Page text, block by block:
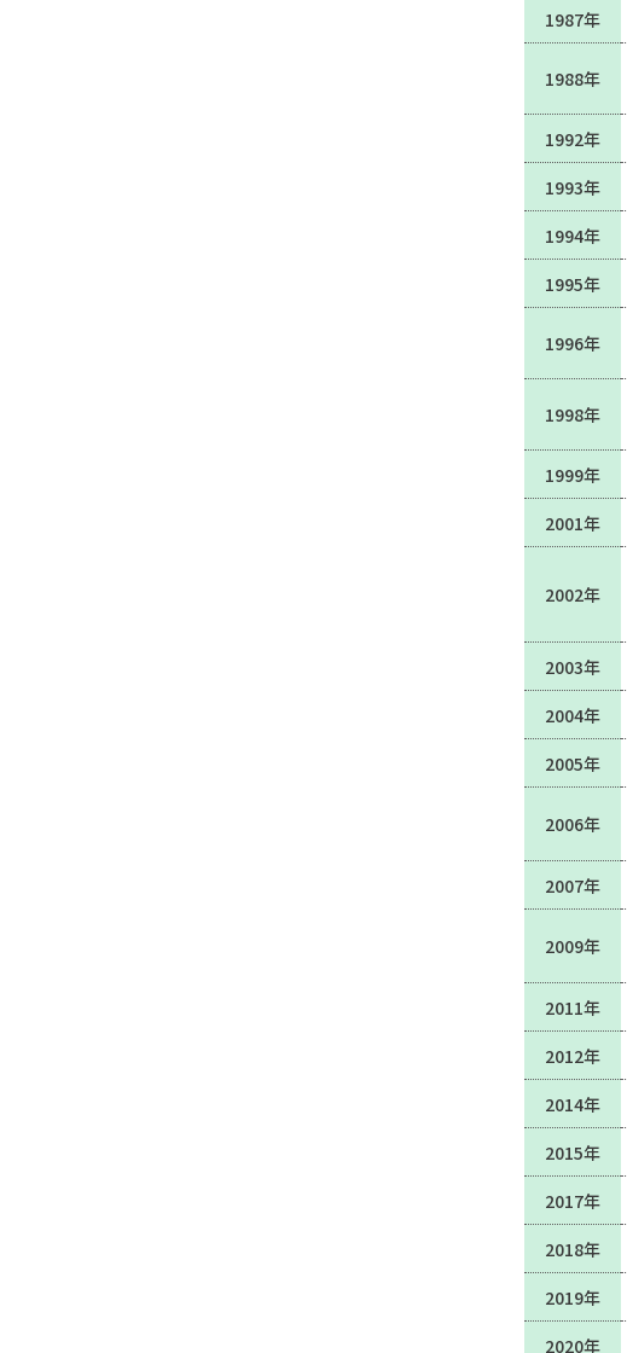
1987年
1988年
1992年
1993年
1994年
1995年
1996年
1998年
1999年
2001年
2002年
2003年
2004年
2005年
2006年
2007年
2009年
2011年
2012年
2014年
2015年
2017年
2018年
2019年
2020年